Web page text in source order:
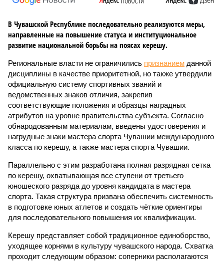
В Чувашской Республике последовательно реализуются меры,
направленные на повышение статуса и институциональное
развитие национальной борьбы на поясах керешу.
Региональные власти не ограничились признанием данной
дисциплины в качестве приоритетной, но также утвердили
официальную систему спортивных званий и
ведомственных знаков отличия, закрепив
соответствующие положения и образцы наградных
атрибутов на уровне правительства субъекта. Согласно
обнародованным материалам, введены удостоверения и
нагрудные знаки мастера спорта Чувашии международного
класса по керешу, а также мастера спорта Чувашии.
Параллельно с этим разработана полная разрядная сетка
по керешу, охватывающая все ступени от третьего
юношеского разряда до уровня кандидата в мастера
спорта. Такая структура призвана обеспечить системность
в подготовке юных атлетов и создать чёткие ориентиры
для последовательного повышения их квалификации.
Керешу представляет собой традиционное единоборство,
уходящее корнями в культуру чувашского народа. Схватка
проходит следующим образом: соперники располагаются